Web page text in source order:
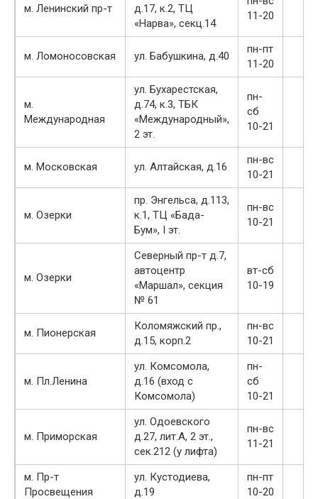
м. Ленинский пр-т
д.17, к.2, ТЦ
«Нарва», секц.14
11-20
м. Ломоносовская ул. Бабушкина, д.40
пн-пт
11-20
м.
Международная
ул. Бухарестская,
д.74, к.3, ТБК
«Международный»,
2 эт.
пн-
сб
10-21
м. Московская ул. Алтайская, д.16
пн-вс
10-21
м. Озерки
пр. Энгельса, д.113,
к.1, ТЦ «Бада-
Бум», I эт.
пн-вс
10-21
м. Озерки
Северный пр-т д.7,
автоцентр
«Маршал», секция
№ 61
вт-сб
10-19
м. Пионерская
Коломяжский пр.,
д.15, корп.2
пн-вс
10-21
м. Пл.Ленина
ул. Комсомола,
д.16 (вход с
Комсомола)
пн-
сб
10-21
м. Приморская
ул. Одоевского
д.27, лит.А, 2 эт.,
сек.212 (у лифта)
пн-вс
11-21
м. Пр-т
Просвещения
ул. Кустодиева,
д.19
пн-пт
10-20